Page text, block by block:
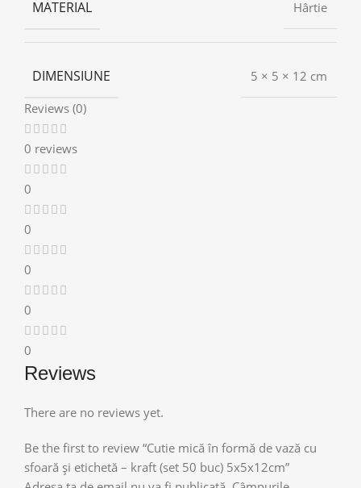
MATERIAL Hârtie
DIMENSIUNE
5 × 5 × 12 cm
Reviews (0)
0 reviews
0
0
0
0
0
Reviews
There are no reviews yet.
Be the first to review “Cutie mică în formă de vază cu
sfoară și etichetă – kraft (set 50 buc) 5x5x12cm”